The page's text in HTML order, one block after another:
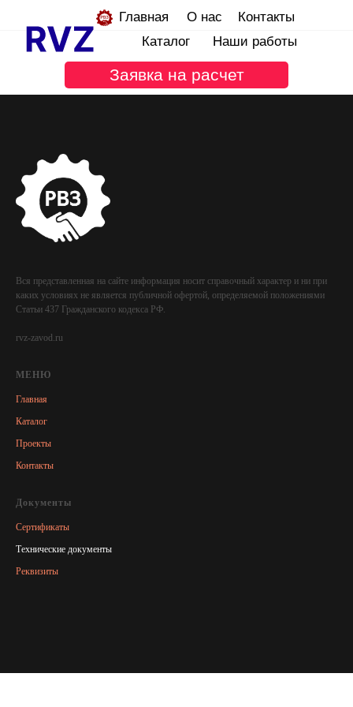
Главная
О нас
Наши работы
Каталог
Контакты
Заявка на расчет
Вся представленная на сайте информация носит справочный характер и ни при
каких условиях не является публичной офертой, определяемой положениями
Статьи 437 Гражданского кодекса РФ.
rvz-zavod.ru
МЕНЮ
Главная
Каталог
Проекты
Контакты
Документы
Сертификаты
Технические документы
Реквизиты